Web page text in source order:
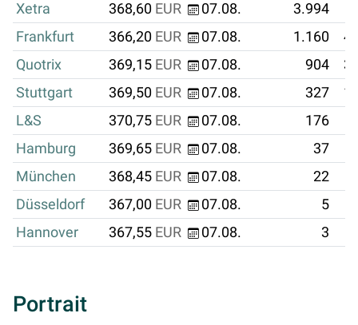
Xetra
368,60 EUR 07.08. 3.994
Frankfurt
366,20 EUR 07.08. 1.160
Quotrix
369,15 EUR 07.08. 904
Stuttgart
369,50 EUR 07.08. 327
L&S
370,75 EUR 07.08. 176
Hamburg
369,65 EUR 07.08. 37
München
368,45 EUR 07.08.
22
Düsseldorf
367,00 EUR 07.08.
5
Hannover
367,55 EUR 07.08. 3
Portrait